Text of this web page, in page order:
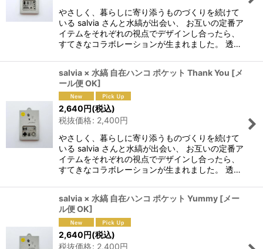
やさしく、暮らしに寄り添うものづくりを続けて
いる salvia さんと水縞が出会い、 お互いの定番ア
イテムをそれぞれの視点でデザインし合ったら、
すてきなコラボレーションが生まれました。 透…
salvia × 水縞 自在ハンコ ポケット Thank You [メ
ール便 OK]
2,640 円(税込)
税抜価格: 2,400円
やさしく、暮らしに寄り添うものづくりを続けて
いる salvia さんと水縞が出会い、 お互いの定番ア
イテムをそれぞれの視点でデザインし合ったら、
すてきなコラボレーションが生まれました。 透…
salvia × 水縞 自在ハンコ ポケット Yummy [メー
ル便 OK]
2,640円(税込)
税抜価格: 2,400円